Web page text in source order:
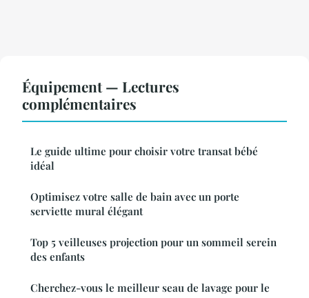
Équipement — Lectures
complémentaires
Le guide ultime pour choisir votre transat bébé
idéal
Optimisez votre salle de bain avec un porte
serviette mural élégant
Top 5 veilleuses projection pour un sommeil serein
des enfants
Cherchez-vous le meilleur seau de lavage pour le